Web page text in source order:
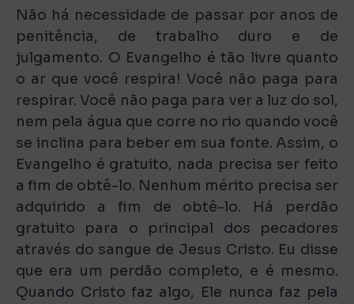
Não há necessidade de passar por anos de
penitência, de trabalho duro e de
julgamento. O Evangelho é tão livre quanto
o ar que você respira! Você não paga para
respirar. Você não paga para ver a luz do sol,
nem pela água que corre no rio quando você
se inclina para beber em sua fonte. Assim, o
Evangelho é gratuito, nada precisa ser feito
a fim de obtê-lo. Nenhum mérito precisa ser
adquirido a fim de obtê-lo. Há perdão
gratuito para o principal dos pecadores
através do sangue de Jesus Cristo. Eu disse
que era um perdão completo, e é mesmo.
Quando Cristo faz algo, Ele nunca faz pela